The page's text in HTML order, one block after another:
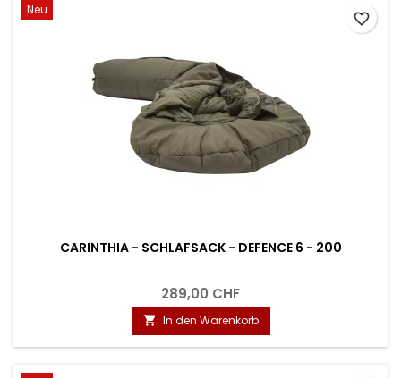
Neu
CARINTHIA - SCHLAFSACK - DEFENCE 6 - 200
289,00 CHF
 In den Warenkorb
favorite_border